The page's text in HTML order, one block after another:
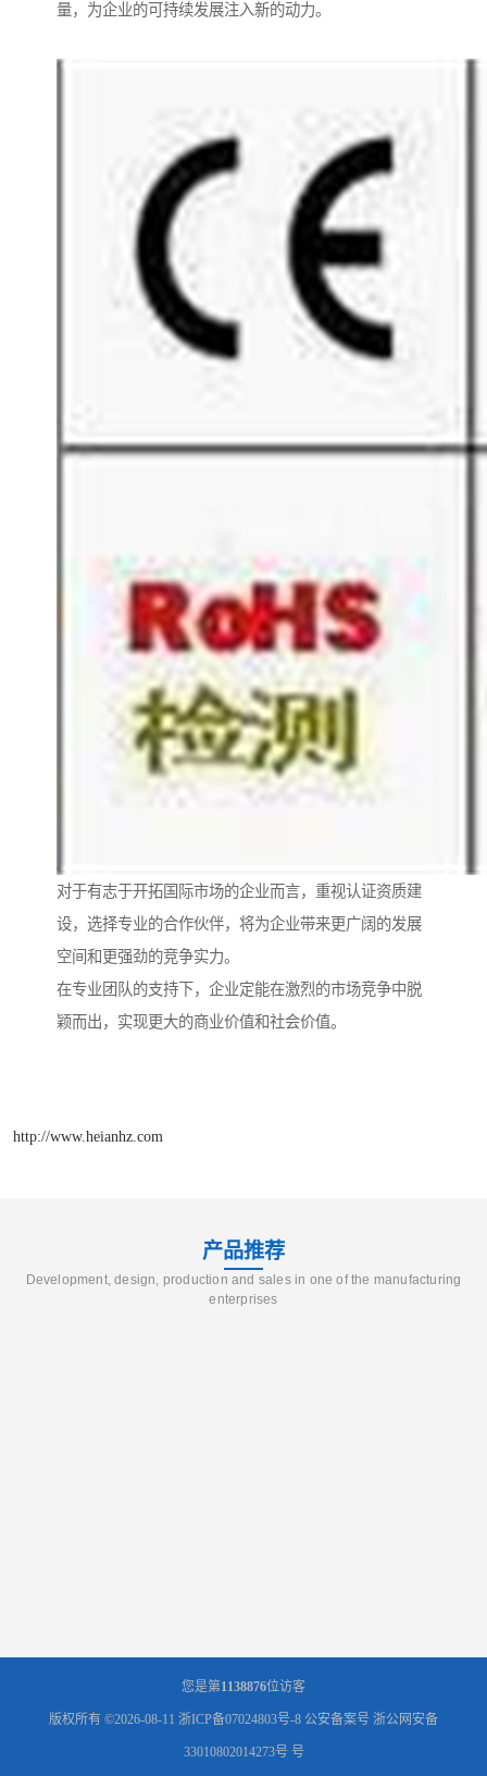
量，为企业的可持续发展注入新的动力。
对于有志于开拓国际市场的企业而言，重视认证资质建
设，选择专业的合作伙伴，将为企业带来更广阔的发展
空间和更强劲的竞争实力。
在专业团队的支持下，企业定能在激烈的市场竞争中脱
颖而出，实现更大的商业价值和社会价值。
http://www.heianhz.com
产品推荐
Development, design, production and sales in one of the manufacturing
enterprises
您是第1138876位访客
版权所有 ©2026-08-11 浙ICP备07024803号-8 公安备案号 浙公网安备
33010802014273号 号